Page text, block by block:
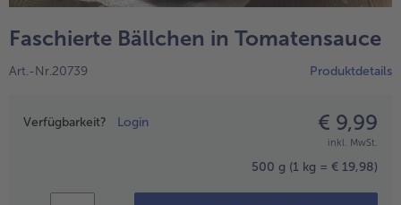
alle Obst
alle Süße Vielfalt
Confiserie & Feinkost
Faschierte Bällchen in Tomatensauce
Art.-Nr.20739 Produktdetails
Preisangabe
Verfügbarkeit? Login € 9,99
inkl. MwSt.
500 g (1 kg = € 19,98)